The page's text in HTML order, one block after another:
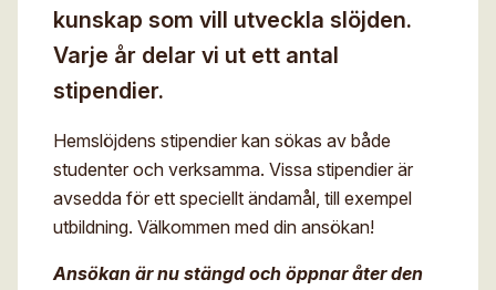
Digitalt museum
Stipendier
Immateriellt kulturarv
Mina sidor
Sök
Eng
kunskap som vill utveckla slöjden.
Varje år delar vi ut ett antal
stipendier.
Hemslöjdens stipendier kan sökas av både
studenter och verksamma. Vissa stipendier är
avsedda för ett speciellt ändamål, till exempel
utbildning. Välkommen med din ansökan!
Ansökan är nu stängd och öppnar åter den
För- och efternamn*
E-post*
Jag godkänner att mina uppgifter angivna i formuläret
hanteras av Hemslöjden enligt
Dataskyddsförordningen, GDPR. Uppgifterna behövs
något företag, annan organisation eller privatperson.